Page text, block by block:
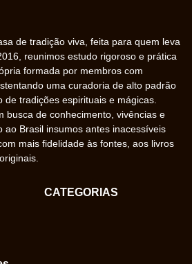
de tradição viva, feita para quem leva
reunimos estudo rigoroso e prática
formada por membros com
uma curadoria de alto padrão
de tradições espirituais e mágicas.
busca de conhecimento, vivências e
ao Brasil insumos antes inacessíveis
mais fidelidade às fontes, aos livros
CATEGORIAS